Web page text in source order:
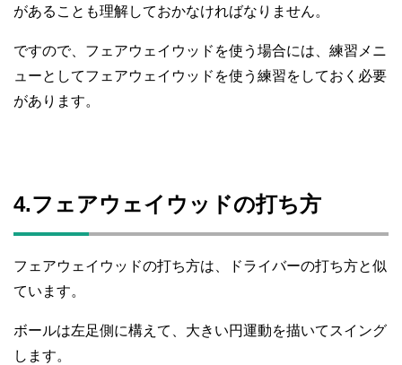
があることも理解しておかなければなりません。
ですので、フェアウェイウッドを使う場合には、練習メニ
ューとしてフェアウェイウッドを使う練習をしておく必要
があります。
4.フェアウェイウッドの打ち方
フェアウェイウッドの打ち方は、ドライバーの打ち方と似
ています。
ボールは左足側に構えて、大きい円運動を描いてスイング
します。